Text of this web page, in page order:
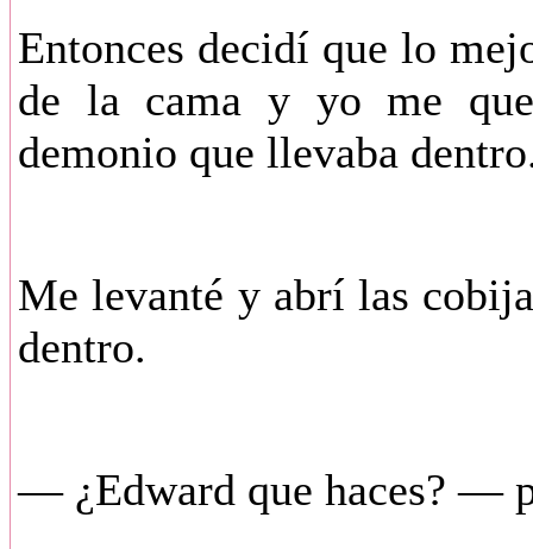
Entonces decidí que lo
de la cama y yo me
demonio que llevaba
Me levanté y abrí las
dentro.
— ¿Edward que haces? —